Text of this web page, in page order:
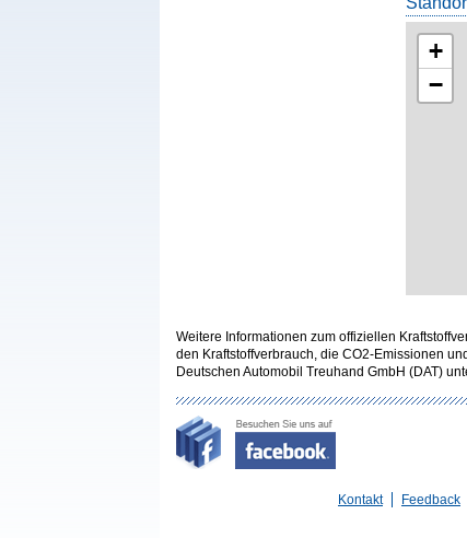
+
−
Weitere Informationen zum offiziellen
den Kraftstoffverbrauch, die CO2-Emissionen
Deutschen Automobil Treuhand GmbH (DAT)
Kontakt
Feedback